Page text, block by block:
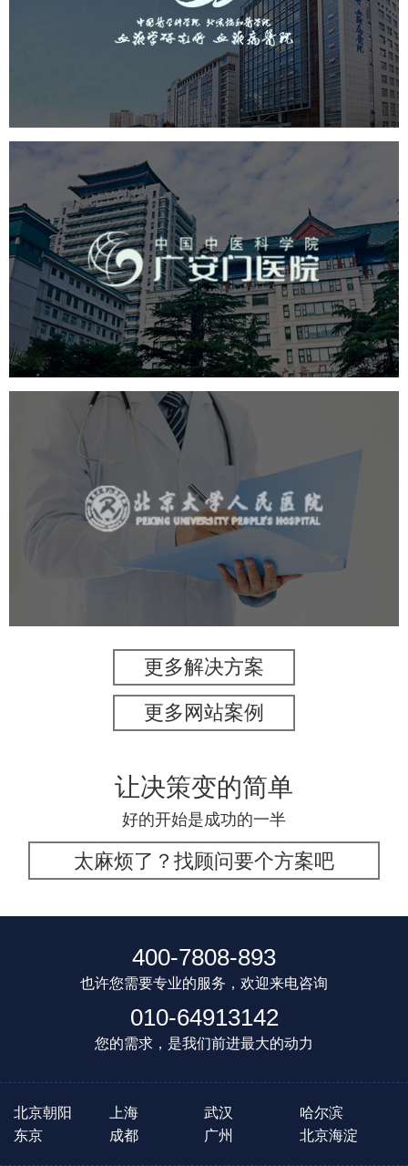
医院网站建设
互联网医院
网站建设 网页设计
广安门医院
医药医疗 医院 医院网站建设
互联网医院
品牌官网
网站建设 网页设计
北京大学人民医院
医院
IT平台整体解决方案
定制开发 网站代运营
更多解决方案
更多网站案例
让决策变的简单
好的开始是成功的一半
太麻烦了？找顾问要个方案吧
400-7808-893
也许您需要专业的服务，欢迎来电咨询
010-64913142
您的需求，是我们前进最大的动力
北京朝阳 上海 武汉
哈尔滨
东京
成都 广州 北京海淀